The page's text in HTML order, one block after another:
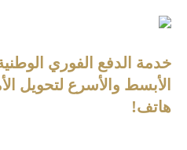
خدمة الدفع الفوري
الأبسط والأسرع لتحويل
هاتف!